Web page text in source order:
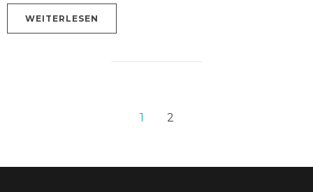
WEITERLESEN
1 2